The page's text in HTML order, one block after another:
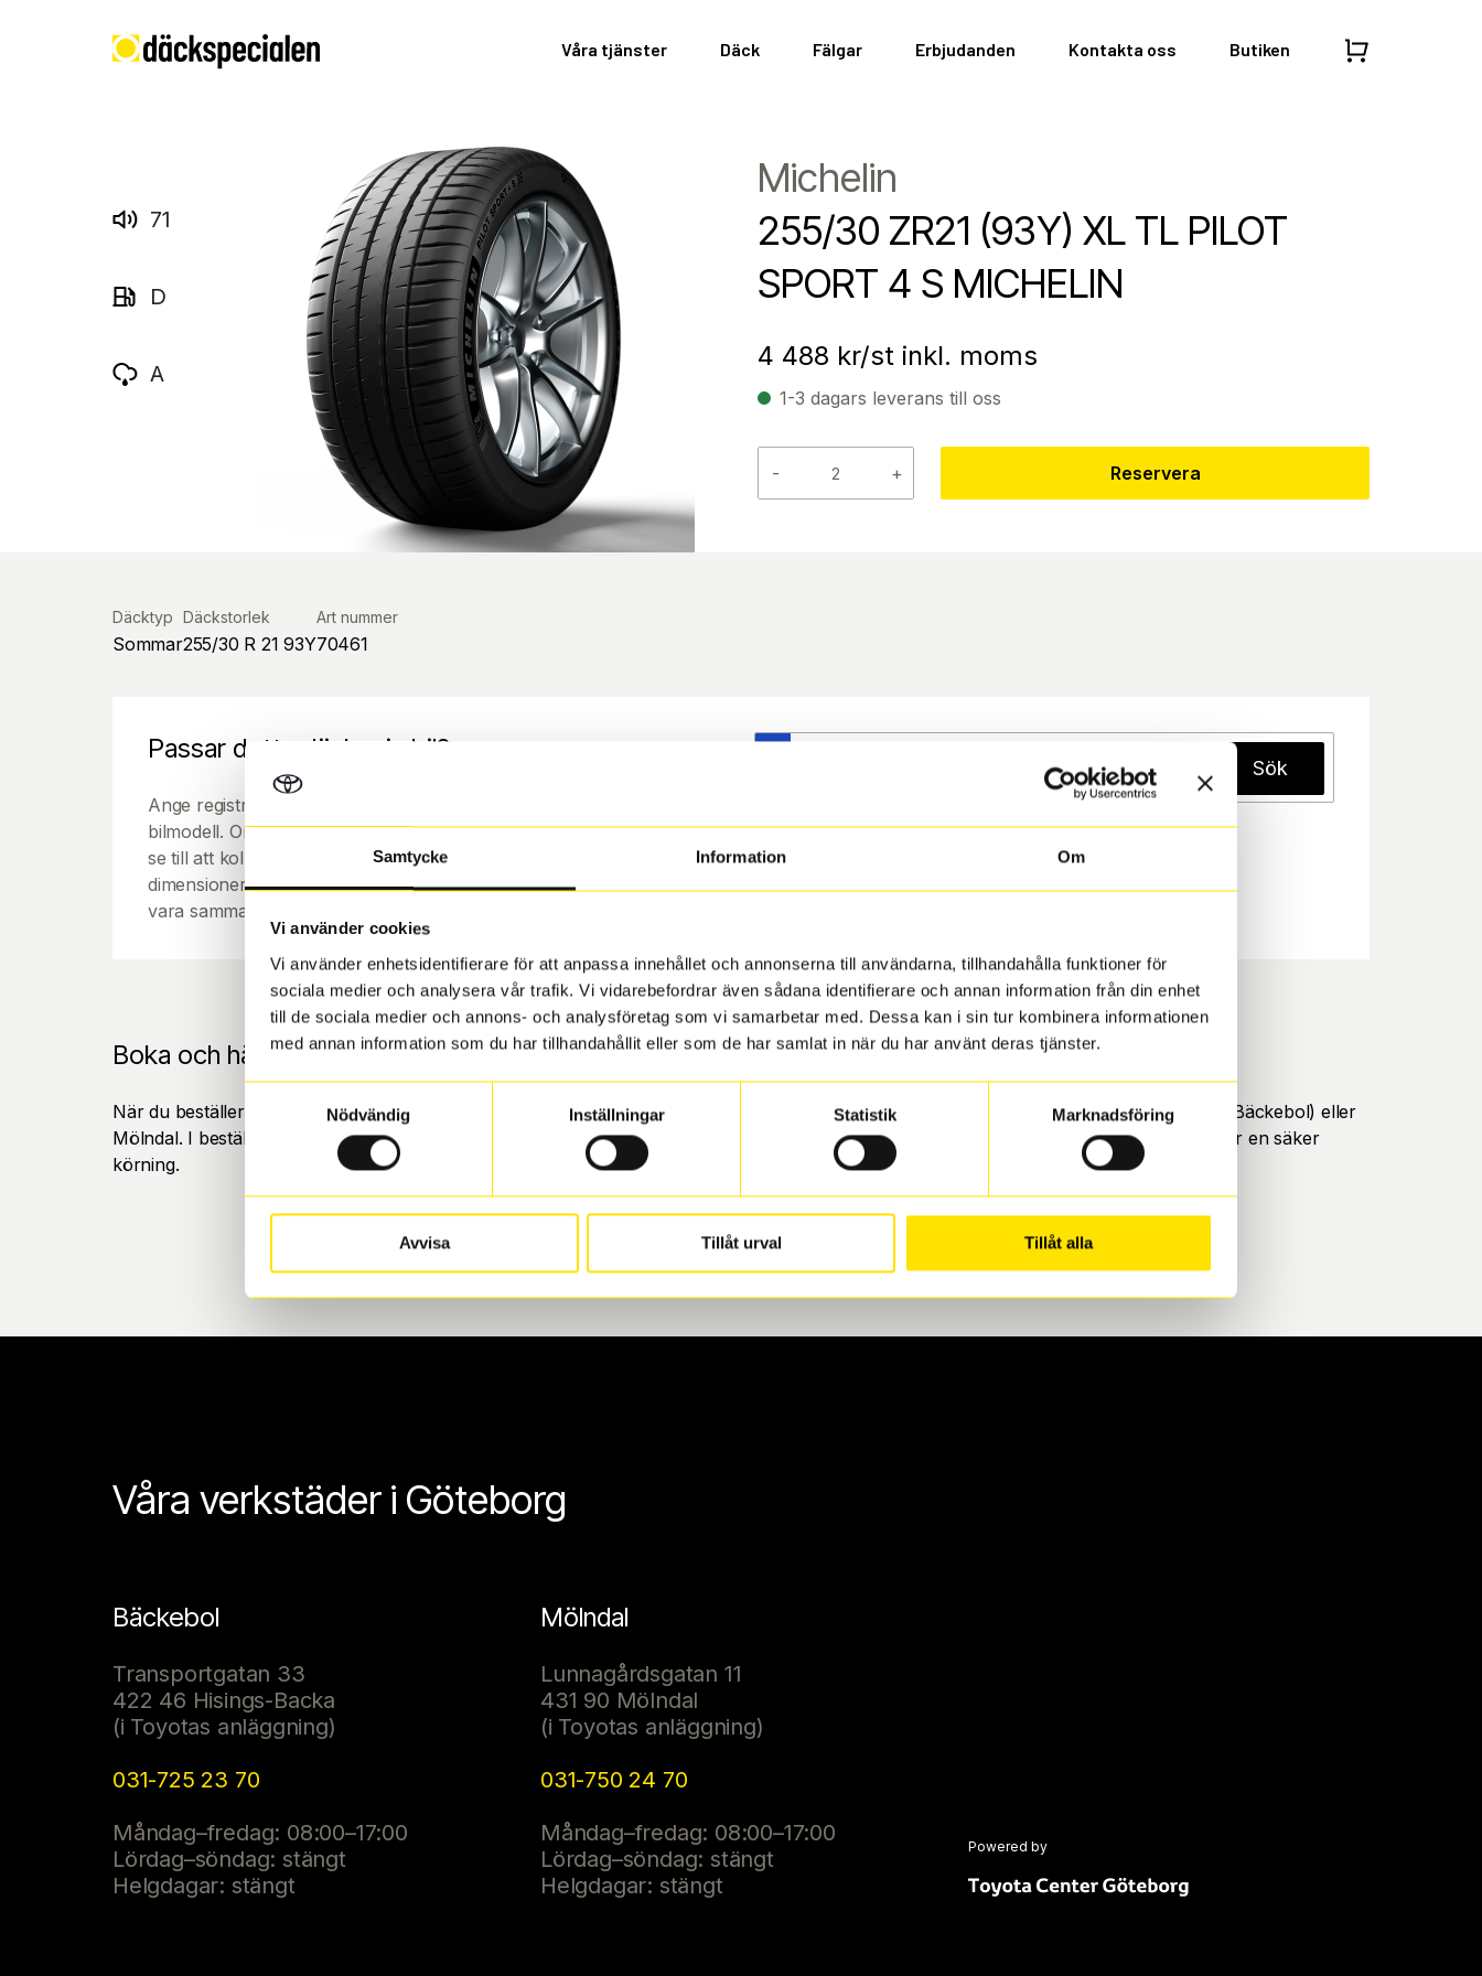
Samtycke Information Om
Vi använder cookies
Vi använder enhetsidentifierare för att anpassa innehållet och annonserna till användarna, tillhandahålla funktioner för
sociala medier och analysera vår trafik. Vi vidarebefordrar även sådana identifierare och annan information från din enhet
till de sociala medier och annons- och analysföretag som vi samarbetar med. Dessa kan i sin tur kombinera informationen
med annan information som du har tillhandahållit eller som de har samlat in när du har använt deras tjänster.
Nödvändig
Inställningar Statistik Marknadsföring
Avvisa Tillåt urval Tillåt alla
Våra tjänster Däck Fälgar Erbjudanden Kontakta oss Butiken
71
D
A
Michelin
255/30 ZR21 (93Y) XL TL PILOT
SPORT 4 S MICHELIN
4 488 kr/st inkl. moms
1-3 dagars leverans till oss
- + Reservera
Däcktyp
Sommar
Däckstorlek
255/30 R 21 93Y
Art nummer
70461
Passar detta däck min bil?
Ange registreringsnummer för att se om det däck du valt passar din
bilmodell. Om du köper däck som skall sättas på dina befintliga fälgar,
se till att kolla en extra gång så att däck och fälg har samma
dimensioner. Ibland kan fälgen ha bytts ut under årens lopp och inte
vara samma dimension som bilen hade ut från fabrik.
Sök
Boka och hämta hos Däckspecialen
När du beställer dina nya däck eller fälgar hos oss levereras de direkt till någon av våra däckverkstäder i Göteborg. Välj mellan Hisingen (Bäckebol) eller
Mölndal. I beställningen anger du datum och tid för upphämtning eller service. När vi byter dina däck ser vi till att de uppfyller alla krav för en säker
körning.
Våra verkstäder i Göteborg
Bäckebol
Transportgatan 33
422 46 Hisings-Backa
(i Toyotas anläggning)
031-725 23 70
Måndag–fredag: 08:00–17:00
Lördag–söndag: stängt
Helgdagar: stängt
Mölndal
Lunnagårdsgatan 11
431 90 Mölndal
(i Toyotas anläggning)
031-750 24 70
Måndag–fredag: 08:00–17:00
Lördag–söndag: stängt
Helgdagar: stängt
Powered by